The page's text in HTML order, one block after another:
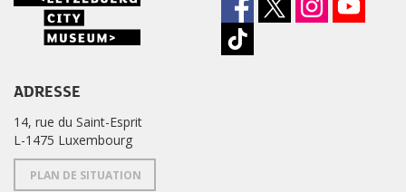
ADRESSE
14, rue du Saint-Esprit
L-1475 Luxembourg
PLAN DE SITUATION